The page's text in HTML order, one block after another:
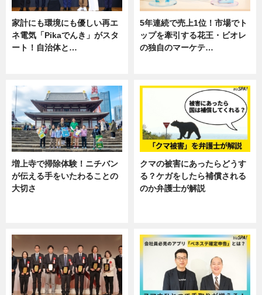
家計にも環境にも優しい再エ
ネ電気「Pikaでんき」がスタ
ート！自治体と…
5年連続で売上1位！市場でト
ップを牽引する花王・ビオレ
の独自のマーケテ…
増上寺で掃除体験！ニチバン
が伝える手をいたわることの
大切さ
クマの被害にあったらどうす
る？ケガをしたら補償される
のか弁護士が解説